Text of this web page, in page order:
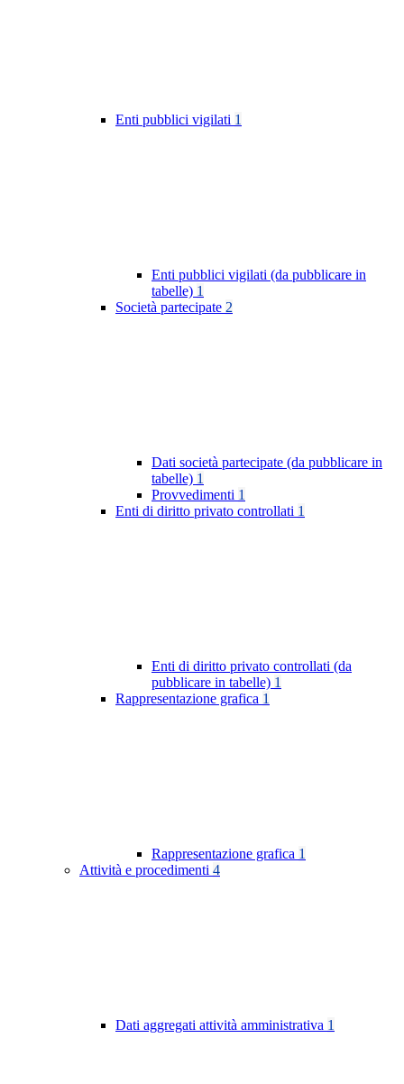
Enti pubblici vigilati 1
Enti pubblici vigilati (da pubblicare in
tabelle) 1
Società partecipate 2
Dati società partecipate (da pubblicare in
tabelle) 1
Provvedimenti 1
Enti di diritto privato controllati 1
Enti di diritto privato controllati (da
pubblicare in tabelle) 1
Rappresentazione grafica 1
Rappresentazione grafica 1
Attività e procedimenti 4
Dati aggregati attività amministrativa 1